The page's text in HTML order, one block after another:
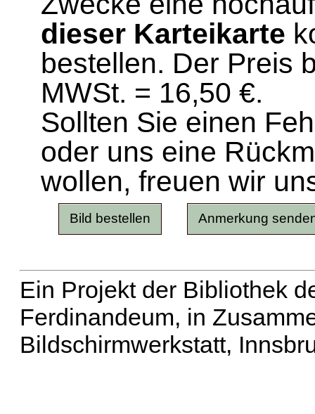
dieser Karteikarte
bestellen. Der Preis
MWSt. = 16,50 €.
Sollten Sie einen
oder uns eine
wollen, freuen wir
Ein Projekt der Bibliothek
Ferdinandeum, in
Bildschirmwerkstatt,